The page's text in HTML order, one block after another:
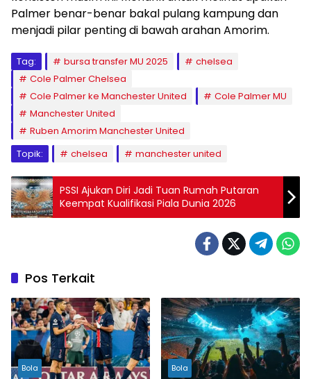
Palmer benar-benar bakal pulang kampung dan
menjadi pilar penting di bawah arahan Amorim.
Tag: bursa transfer MU 2025
chelsea
Cole Palmer Chelsea
Cole Palmer ke Manchester United
Cole Palmer MU
Manchester United
Ruben Amorim Manchester United
Topik:
chelsea manchester united
PSSI Ajukan Diri Jadi Tuan Rumah Putaran
Keempat Kualifikasi Piala Dunia 2026
Pos Terkait
Bola Bola